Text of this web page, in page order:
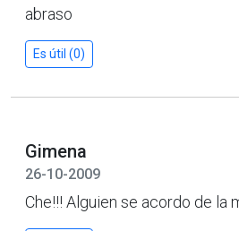
abraso
Es útil (0)
Gimena
26-10-2009
Che!!! Alguien se acordo de la